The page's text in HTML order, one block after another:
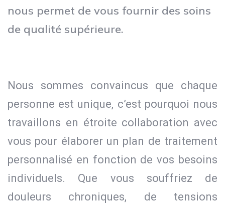
nous permet de vous fournir des soins
de qualité supérieure.
Nous sommes convaincus que chaque
personne est unique, c’est pourquoi nous
travaillons en étroite collaboration avec
vous pour élaborer un plan de traitement
personnalisé en fonction de vos besoins
individuels. Que vous souffriez de
douleurs chroniques, de tensions